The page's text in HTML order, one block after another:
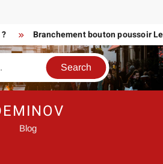
Branchement bouton poussoir
Blog